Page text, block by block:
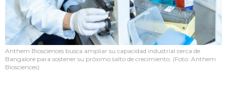
Anthem Biosciences busca ampliar su capacidad industrial cerca de
Bangalore para sostener su próximo salto de crecimiento. (Foto: Anthem
Biosciences)